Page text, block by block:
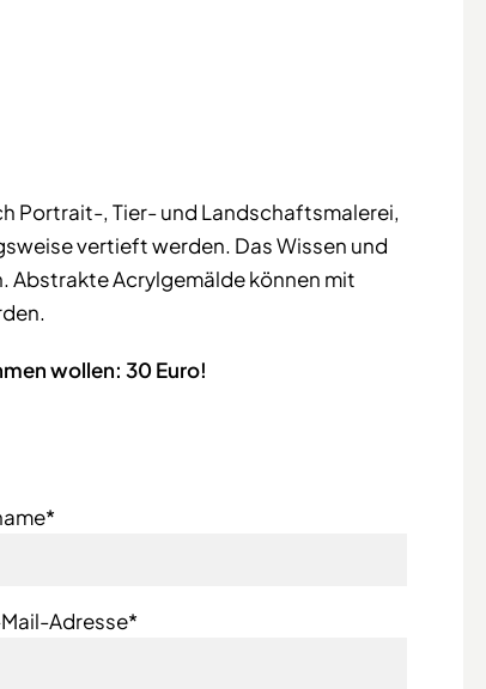
Portrait-, Tier- und Landschaftsmalerei,
vertieft werden. Das Wissen und
Abstrakte Acrylgemälde können mit
wollen: 30 Euro!
Adresse*